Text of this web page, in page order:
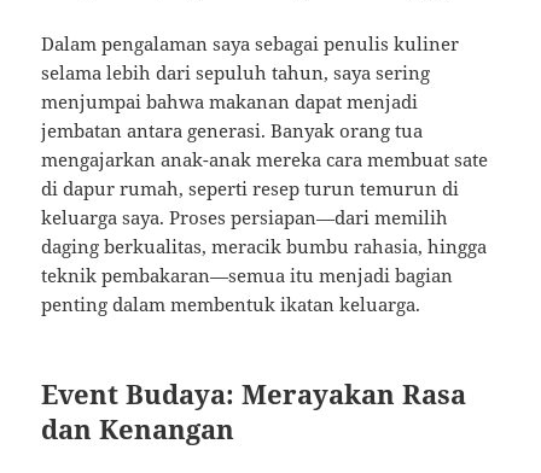
Dalam pengalaman saya sebagai penulis kuliner
selama lebih dari sepuluh tahun, saya sering
menjumpai bahwa makanan dapat menjadi
jembatan antara generasi. Banyak orang tua
mengajarkan anak-anak mereka cara membuat sate
di dapur rumah, seperti resep turun temurun di
keluarga saya. Proses persiapan—dari memilih
daging berkualitas, meracik bumbu rahasia, hingga
teknik pembakaran—semua itu menjadi bagian
penting dalam membentuk ikatan keluarga.
Event Budaya: Merayakan Rasa
dan Kenangan